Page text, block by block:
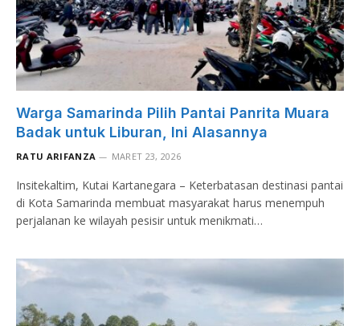
Warga Samarinda Pilih Pantai Panrita Muara
Badak untuk Liburan, Ini Alasannya
RATU ARIFANZA MARET 23, 2026
Insitekaltim, Kutai Kartanegara – Keterbatasan destinasi pantai
di Kota Samarinda membuat masyarakat harus menempuh
perjalanan ke wilayah pesisir untuk menikmati…